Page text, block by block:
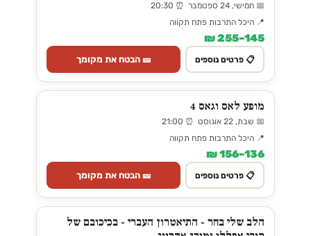
📅 חמישי, 24 ספטמבר ⏰ 20:30
📍 היכל התרבות פתח תקווה
145–255 ₪
📋 פרטים נוספים 🎫 הבטח את מקומך
מופע לאס וגאס 4
📅 שבת, 22 אוגוסט ⏰ 21:00
📍 היכל התרבות פתח תקווה
136–156 ₪
📋 פרטים נוספים 🎫 הבטח את מקומך
הלב שלי בחר - התיאטרון העברי - בכיכובם של